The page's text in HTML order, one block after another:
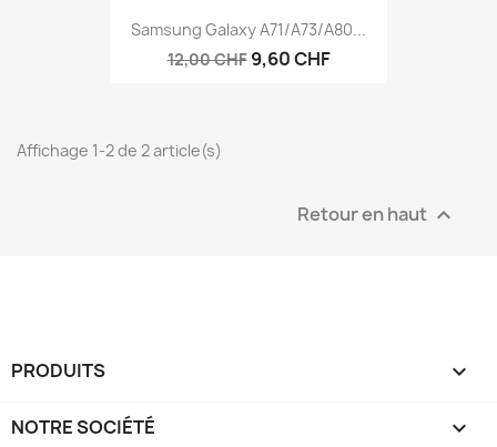
Samsung Galaxy A71/A73/A80...
12,00 CHF 9,60 CHF
Affichage 1-2 de 2 article(s)
Retour en haut 
PRODUITS 
NOTRE SOCIÉTÉ 